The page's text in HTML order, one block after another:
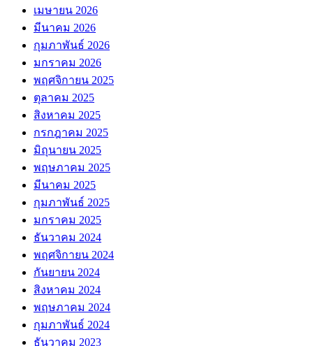
เมษายน 2026
มีนาคม 2026
กุมภาพันธ์ 2026
มกราคม 2026
พฤศจิกายน 2025
ตุลาคม 2025
สิงหาคม 2025
กรกฎาคม 2025
มิถุนายน 2025
พฤษภาคม 2025
มีนาคม 2025
กุมภาพันธ์ 2025
มกราคม 2025
ธันวาคม 2024
พฤศจิกายน 2024
กันยายน 2024
สิงหาคม 2024
พฤษภาคม 2024
กุมภาพันธ์ 2024
ธันวาคม 2023